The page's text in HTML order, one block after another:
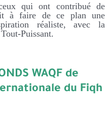
qui ont contribué de
à faire de ce plan une
réaliste, avec la
Puissant.
WAQF de
du Fiqh